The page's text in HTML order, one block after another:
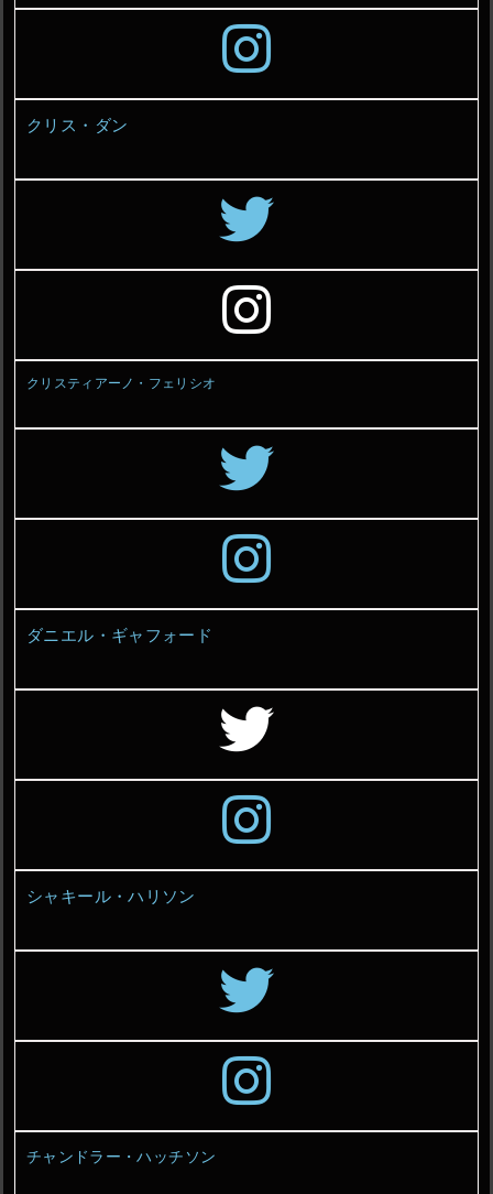
クリス・ダン
クリスティアーノ・フェリシオ
ダニエル・ギャフォード
シャキール・ハリソン
チャンドラー・ハッチソン